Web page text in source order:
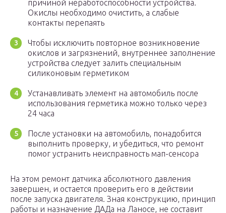
причиной неработоспособности устройства.
Окислы необходимо очистить, а слабые
контакты перепаять
Чтобы исключить повторное возникновение
окислов и загрязнений, внутреннее заполнение
устройства следует залить специальным
силиконовым герметиком
Устанавливать элемент на автомобиль после
использования герметика можно только через
24 часа
После установки на автомобиль, понадобится
выполнить проверку, и убедиться, что ремонт
помог устранить неисправность мап-сенсора
На этом ремонт датчика абсолютного давления
завершен, и остается проверить его в действии
после запуска двигателя. Зная конструкцию, принцип
работы и назначение ДАДа на Ланосе, не составит